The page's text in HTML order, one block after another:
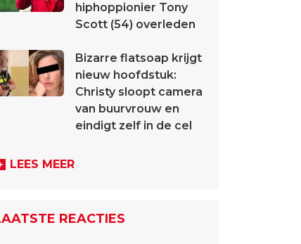
hiphoppionier Tony
Scott (54) overleden
Bizarre flatsoap krijgt
nieuw hoofdstuk:
Christy sloopt camera
van buurvrouw en
eindigt zelf in de cel
LEES MEER
REACTIES